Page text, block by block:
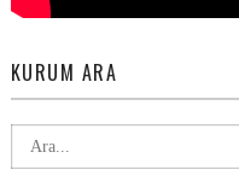
KURUM ARA